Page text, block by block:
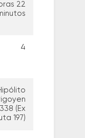
22
4
(Ex
197)